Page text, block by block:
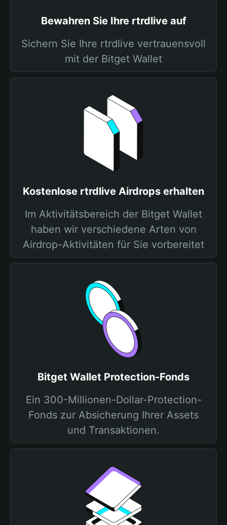
Bewahren Sie Ihre rtrdlive auf
Sichern Sie Ihre rtrdlive vertrauensvoll
mit der Bitget Wallet
Kostenlose rtrdlive Airdrops erhalten
Im Aktivitätsbereich der Bitget Wallet
haben wir verschiedene Arten von
Airdrop-Aktivitäten für Sie vorbereitet
Bitget Wallet Protection-Fonds
Ein 300-Millionen-Dollar-Protection-
Fonds zur Absicherung Ihrer Assets
und Transaktionen.